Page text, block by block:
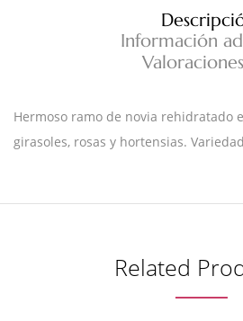
Información
Hermoso ramo de novia rehidratado
girasoles, rosas y hortensias.
Related